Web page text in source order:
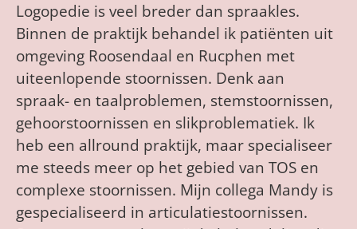
Logopedie is veel breder dan spraakles.
Binnen de praktijk behandel ik patiënten uit
omgeving Roosendaal en Rucphen met
uiteenlopende stoornissen. Denk aan
spraak- en taalproblemen, stemstoornissen,
gehoorstoornissen en slikproblematiek. Ik
heb een allround praktijk, maar specialiseer
me steeds meer op het gebied van TOS en
complexe stoornissen. Mijn collega Mandy is
gespecialiseerd in articulatiestoornissen.